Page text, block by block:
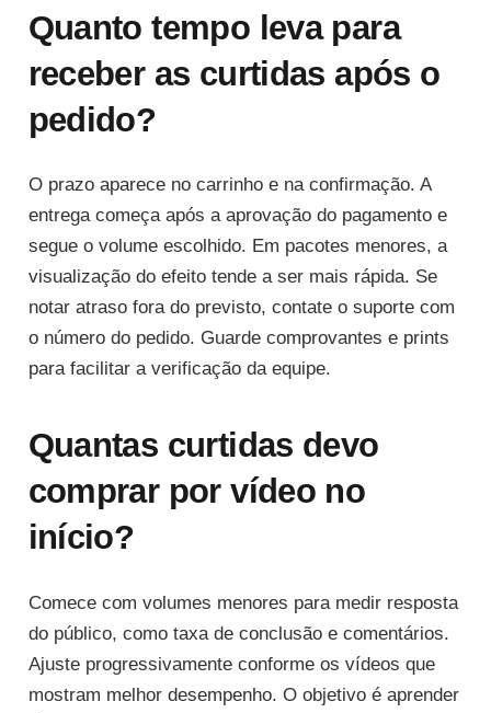
Quanto tempo leva para
receber as curtidas após o
pedido?
O prazo aparece no carrinho e na confirmação. A
entrega começa após a aprovação do pagamento e
segue o volume escolhido. Em pacotes menores, a
visualização do efeito tende a ser mais rápida. Se
notar atraso fora do previsto, contate o suporte com
o número do pedido. Guarde comprovantes e prints
para facilitar a verificação da equipe.
Quantas curtidas devo
comprar por vídeo no
início?
Comece com volumes menores para medir resposta
do público, como taxa de conclusão e comentários.
Ajuste progressivamente conforme os vídeos que
mostram melhor desempenho. O objetivo é aprender